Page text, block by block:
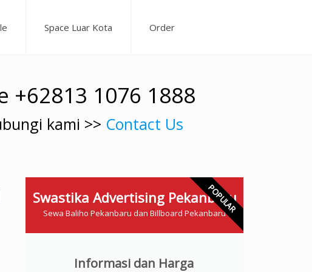
Space Luar Kota Order
+62813 1076 1888
kami >> Contact Us
Swastika Advertising Pekanbaru
Sewa Baliho Pekanbaru dan Billboard Pekanbaru
Informasi dan Harga
POPULAR